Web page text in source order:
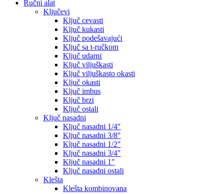
Ručni alat
Ključevi
Ključ cevasti
Ključ kukasti
Ključ podešavajući
Ključ sa t-ručkom
Ključ udarni
Ključ viljuškasti
Ključ viljuškasto okasti
Ključ okasti
Ključ imbus
Ključ brzi
Ključ ostali
Ključ nasadni
Ključ nasadni 1/4″
Ključ nasadni 3/8″
Ključ nasadni 1/2″
Ključ nasadni 3/4″
Ključ nasadni 1″
Ključ nasadni ostali
Klešta
Klešta kombinovana